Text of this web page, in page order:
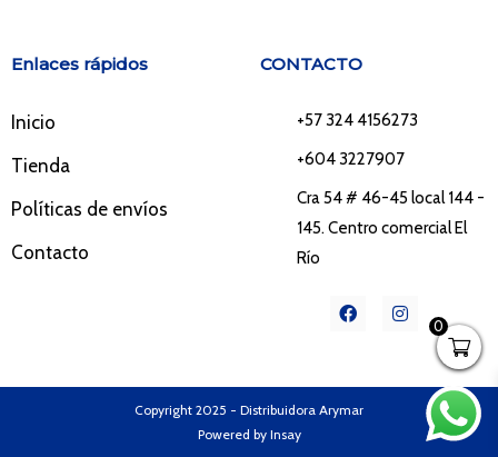
Enlaces rápidos
Inicio
Tienda
Políticas de envíos
Contacto
CONTACTO
+57 324 4156273
+604 3227907
Cra 54 # 46-45 local 144 -
145. Centro comercial El
Río
F
a
o
o
I
n
g
Copyright 2025 - Distribuidora Arymar
Powered by Insay
0